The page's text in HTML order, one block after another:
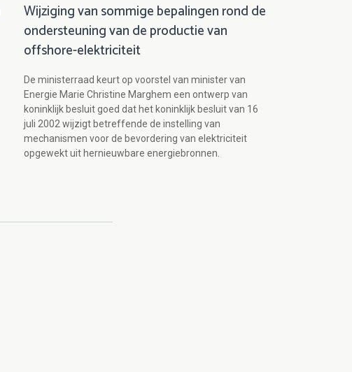
Wijziging van sommige bepalingen rond de
ondersteuning van de productie van
offshore-elektriciteit
De ministerraad keurt op voorstel van minister van
Energie Marie Christine Marghem een ontwerp van
koninklijk besluit goed dat het koninklijk besluit van 16
juli 2002 wijzigt betreffende de instelling van
mechanismen voor de bevordering van elektriciteit
opgewekt uit hernieuwbare energiebronnen.